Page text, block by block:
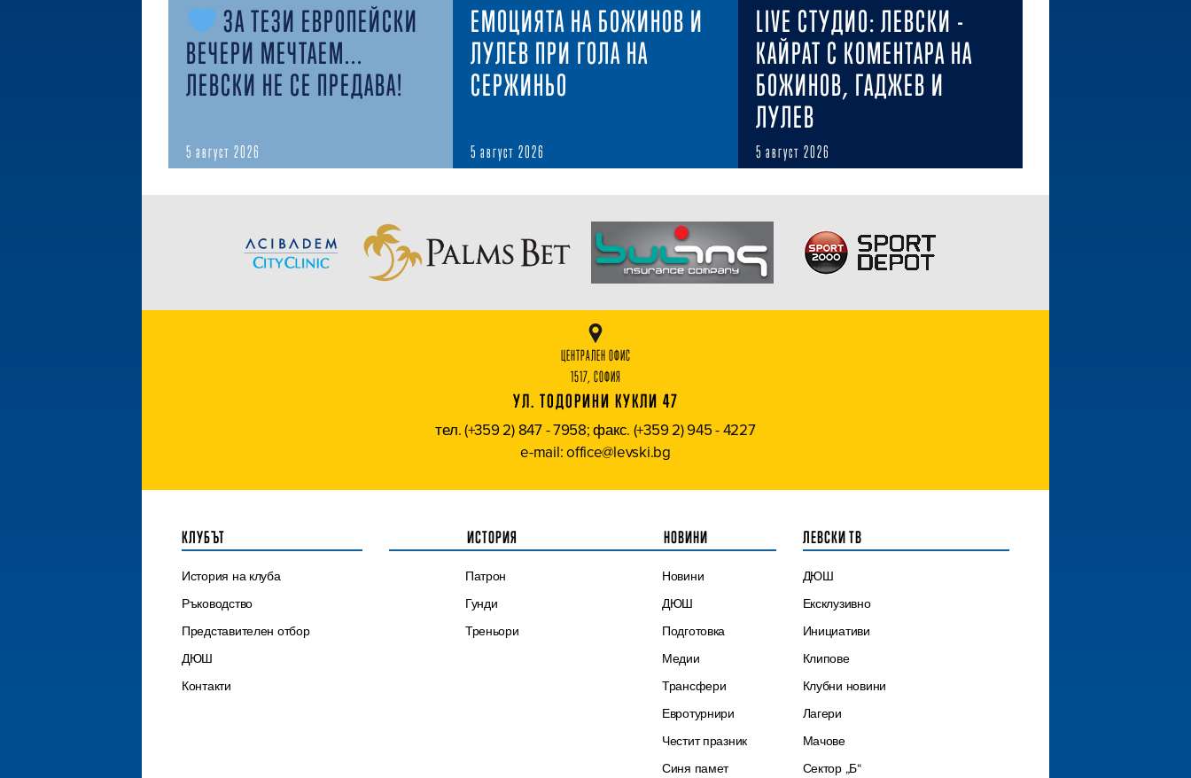
ЗА ТЕЗИ ЕВРОПЕЙСКИ
ВЕЧЕРИ МЕЧТАЕМ...
ЛЕВСКИ НЕ СЕ ПРЕДАВА!
5 август 2026
ЕМОЦИЯТА НА БОЖИНОВ И
ЛУЛЕВ ПРИ ГОЛА НА
СЕРЖИНЬО
5 август 2026
LIVE СТУДИО: ЛЕВСКИ -
КАЙРАТ С КОМЕНТАРА НА
БОЖИНОВ, ГАДЖЕВ И
ЛУЛЕВ
5 август 2026
ЦЕНТРАЛЕН ОФИС
1517, СОФИЯ
УЛ. ТОДОРИНИ КУКЛИ 47
тел. (+359 2) 847 - 7958; факс. (+359 2) 945 - 4227
e-mail: office@levski.bg
КЛУБЪТ
История на клуба
Ръководство
Представителен отбор
ДЮШ
Контакти
ИСТОРИЯ
Патрон
Гунди
Треньори
НОВИНИ
Новини
ДЮШ
Подготовка
Медии
Трансфери
Евротурнири
Честит празник
Синя памет
ЛЕВСКИ ТВ
ДЮШ
Ексклузивно
Инициативи
Клипове
Клубни новини
Лагери
Мачове
Сектор „Б“